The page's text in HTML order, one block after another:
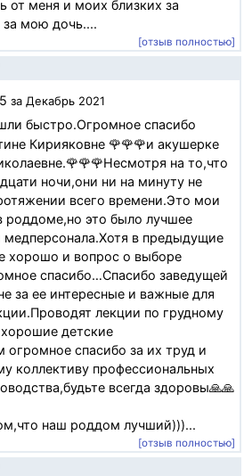
от меня и моих близких за
мою дочь....
[отзыв полностью]
5 за Декабрь 2021
быстро.Огромное спасибо
Кирияковне 🌹🌹🌹и акушерке
на то,что
ночи,они ни на минуту не
всего времени.Это мои
это было лучшее
в предыдущие
хорошо и вопрос о выборе
спасибо…Спасибо заведущей
за ее интересные и важные для
лекции по грудному
детские
спасибо за их труд и
коллективу профессиональных
всегда здоровы🙏🙏
наш роддом лучший)))...
[отзыв полностью]